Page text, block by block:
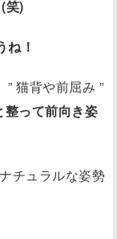
笑)
ね！
猫背や前屈み ”
整って前向き姿
チュラルな姿勢